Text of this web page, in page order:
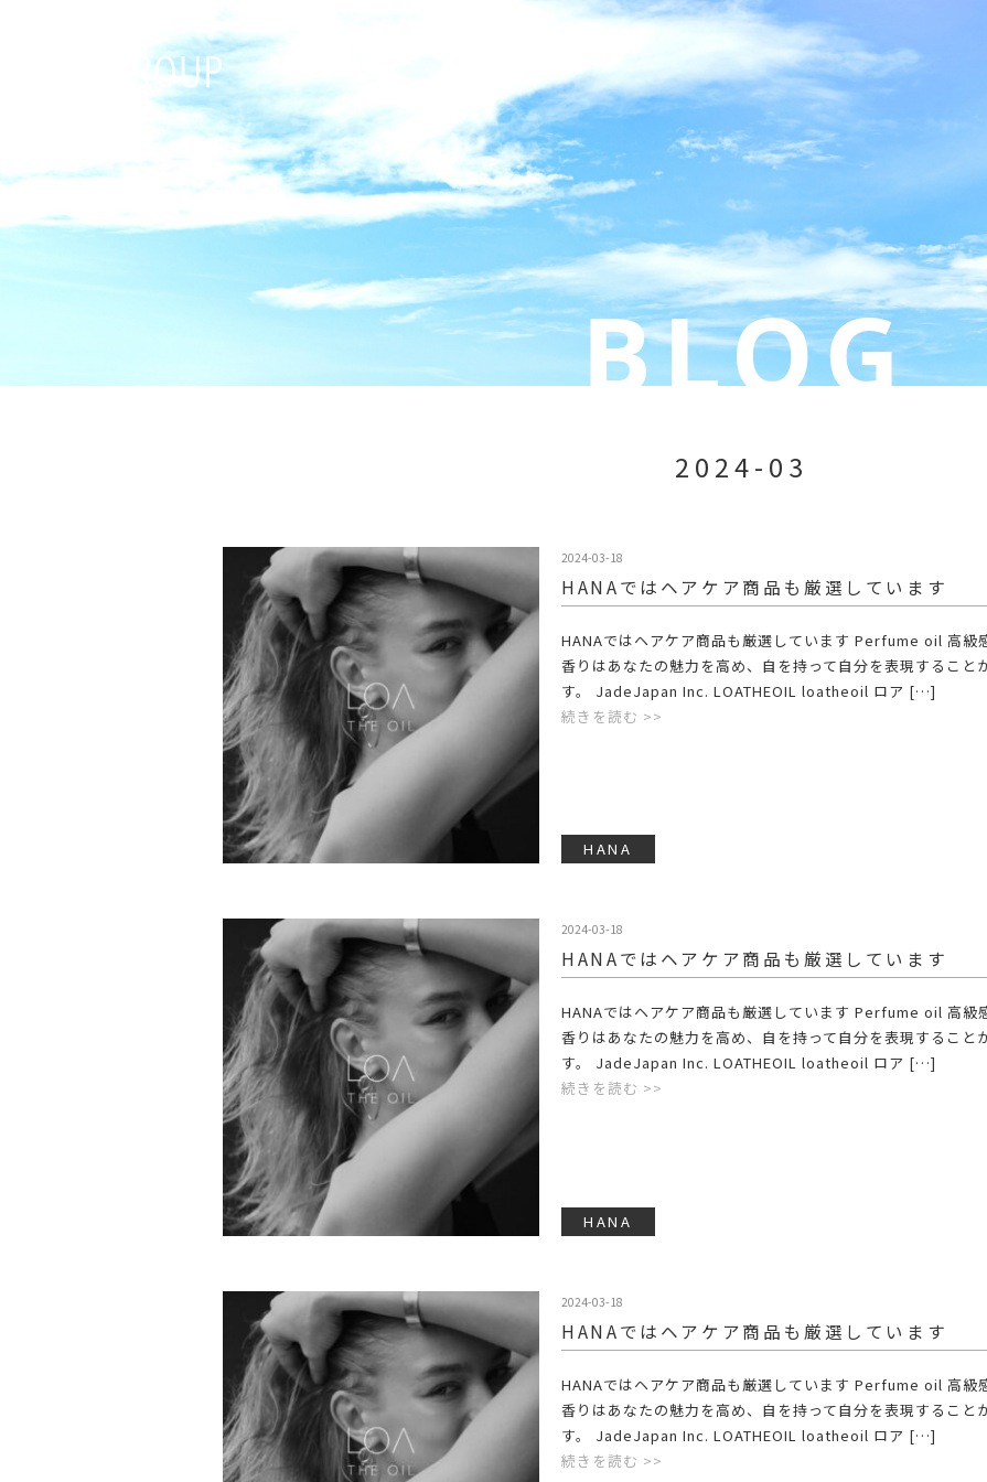
2024-03
2024-03-18
HANAではヘアケア商品も厳選しています
HANAではヘアケア商品も厳選しています Perfume oil 高級
香りはあなたの魅力を高め、自を持って自分を表現すること
す。 JadeJapan Inc. LOATHEOIL loatheoil ロア […]
続きを読む >>
HANA
2024-03-18
HANAではヘアケア商品も厳選しています
HANAではヘアケア商品も厳選しています Perfume oil 高級
香りはあなたの魅力を高め、自を持って自分を表現すること
す。 JadeJapan Inc. LOATHEOIL loatheoil ロア […]
続きを読む >>
HANA
2024-03-18
HANAではヘアケア商品も厳選しています
HANAではヘアケア商品も厳選しています Perfume oil 高級
香りはあなたの魅力を高め、自を持って自分を表現すること
す。 JadeJapan Inc. LOATHEOIL loatheoil ロア […]
続きを読む >>